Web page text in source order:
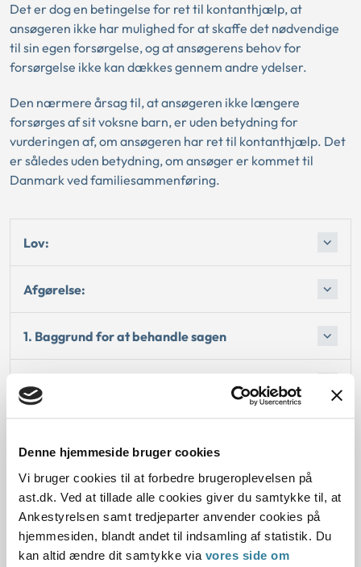
Denne hjemmeside bruger cookies
Vi bruger cookies til at forbedre brugeroplevelsen på
ast.dk. Ved at tillade alle cookies giver du samtykke til, at
Ankestyrelsen samt tredjeparter anvender cookies på
hjemmesiden, blandt andet til indsamling af statistik. Du
kan altid ændre dit samtykke via vores side om
Det er dog en betingelse for ret til kontanthjælp, at
ansøgeren ikke har mulighed for at skaffe det nødvendige
til sin egen forsørgelse, og at ansøgerens behov for
forsørgelse ikke kan dækkes gennem andre ydelser.
Den nærmere årsag til, at ansøgeren ikke længere
forsørges af sit voksne barn, er uden betydning for
vurderingen af, om ansøgeren har ret til kontanthjælp. Det
er således uden betydning, om ansøger er kommet til
Danmark ved familiesammenføring.
Lov:
Afgørelse:
1. Baggrund for at behandle sagen
2. Reglerne
Begrundelsen for afgørelsen
Bemærkninger til klagen